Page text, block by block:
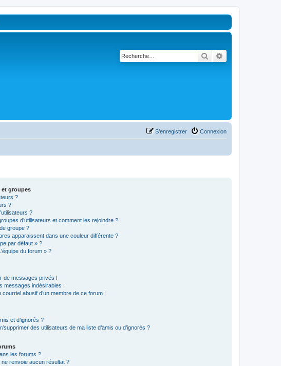
Rechercher
Connexion
S’enregistrer
et groupes
?
?
?
d’utilisateurs et comment les rejoindre ?
groupe ?
apparaissent dans une couleur différente ?
par défaut » ?
du forum » ?
de messages privés !
messages indésirables !
courriel abusif d’un membre de ce forum !
et d’ignorés ?
supprimer des utilisateurs de ma liste d’amis ou d’ignorés ?
les forums ?
renvoie aucun résultat ?